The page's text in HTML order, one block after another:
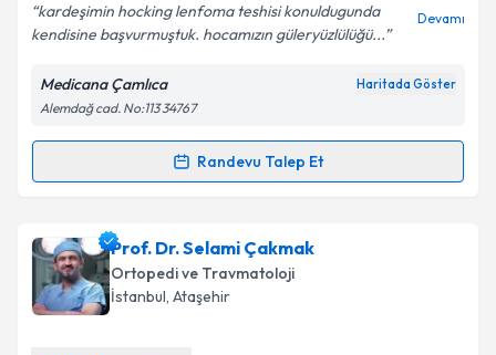
Metni'ni okudum ve kişisel verilerimin belirtilen
kapsamda işlenmesini kabul ediyorum.
Takvim Talebini Gönder
kardeşimin hocking lenfoma teshisi konuldugunda
kendisine başvurmuştuk. hocamızın güleryüzlülüğü...
Devamı
Medicana Çamlıca Haritada Göster
Alemdağ cad. No:113 34767
Randevu Talep Et
Randevu Takvimi Talebi
Doç. Dr. Özkan Sayan için randevu takvimi talebi
oluşturun. Size bu uzmandan randevu almanız için bir
takvim hazırlandığında e-posta ile bilgilendireceğiz.
Prof. Dr. Selami Çakmak
Ortopedi ve Travmatoloji
İstanbul, Ataşehir